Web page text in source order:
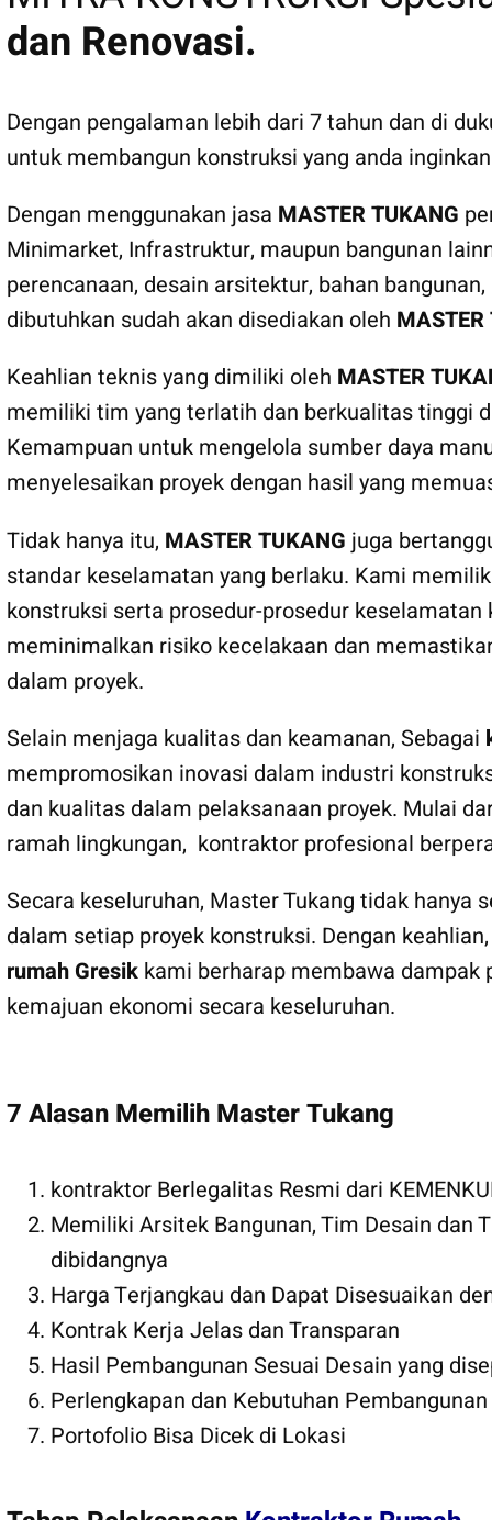
dan Renovasi.
Dengan pengalaman lebih dari 7 tahun dan di
untuk membangun konstruksi yang anda
Dengan menggunakan jasa MASTER TUKANG
Minimarket, Infrastruktur, maupun bangunan
perencanaan, desain arsitektur, bahan
dibutuhkan sudah akan disediakan oleh MASTER
Keahlian teknis yang dimiliki oleh MASTER
memiliki tim yang terlatih dan berkualitas tinggi
Kemampuan untuk mengelola sumber daya
menyelesaikan proyek dengan hasil yang
Tidak hanya itu, MASTER TUKANG juga
standar keselamatan yang berlaku. Kami
konstruksi serta prosedur-prosedur
meminimalkan risiko kecelakaan dan
dalam proyek.
Selain menjaga kualitas dan keamanan, Sebagai
mempromosikan inovasi dalam industri
dan kualitas dalam pelaksanaan proyek. Mulai
ramah lingkungan, kontraktor profesional
Secara keseluruhan, Master Tukang tidak
dalam setiap proyek konstruksi. Dengan
rumah Gresik kami berharap membawa
kemajuan ekonomi secara keseluruhan.
7 Alasan Memilih Master Tukang
kontraktor Berlegalitas Resmi dari
Memiliki Arsitek Bangunan, Tim Desain dan
dibidangnya
Harga Terjangkau dan Dapat Disesuaikan
Kontrak Kerja Jelas dan Transparan
Hasil Pembangunan Sesuai Desain yang
Perlengkapan dan Kebutuhan
Portofolio Bisa Dicek di Lokasi